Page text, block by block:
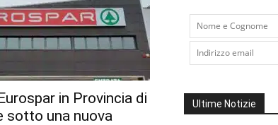
in Provincia di
sotto una nuova
Ultime Notizie